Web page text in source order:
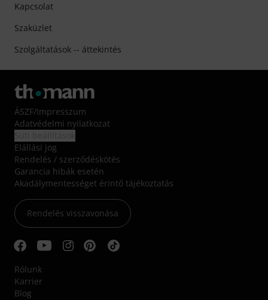
Kapcsolat
Szaküzlet
Szolgáltatások -- áttekintés
ÁSZF/Impresszum
Adatvédelmi nyilatkozat
Elállási jog
Rendelés / szerződéskötés
Garancia hibák esetén
Akadálymentességet érintő tájékoztatás
Rendelés visszavonása
Rólunk
Karrier
Blog